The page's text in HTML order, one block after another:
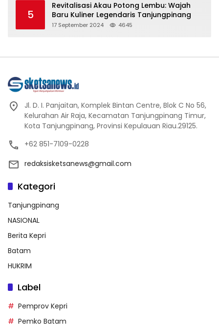
5
Revitalisasi Akau Potong Lembu: Wajah
Baru Kuliner Legendaris Tanjungpinang
17 September 2024 4645
Jl. D. I. Panjaitan, Komplek Bintan Centre, Blok C No 56,
Kelurahan Air Raja, Kecamatan Tanjungpinang Timur,
Kota Tanjungpinang, Provinsi Kepulauan Riau.29125.
+62 851-7109-0228
redaksisketsanews@gmail.com
Kategori
Tanjungpinang
NASIONAL
Berita Kepri
Batam
HUKRIM
Label
Pemprov Kepri
Pemko Batam